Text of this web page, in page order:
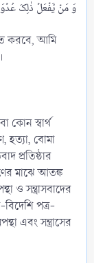
করবে, আমি
কোন স্বার্থ
হত্যা, বোমা
প্রতিষ্ঠার
মাঝে আতঙ্ক
ও সন্ত্রাসবাদের
পত্র-
এবং সন্ত্রাসের